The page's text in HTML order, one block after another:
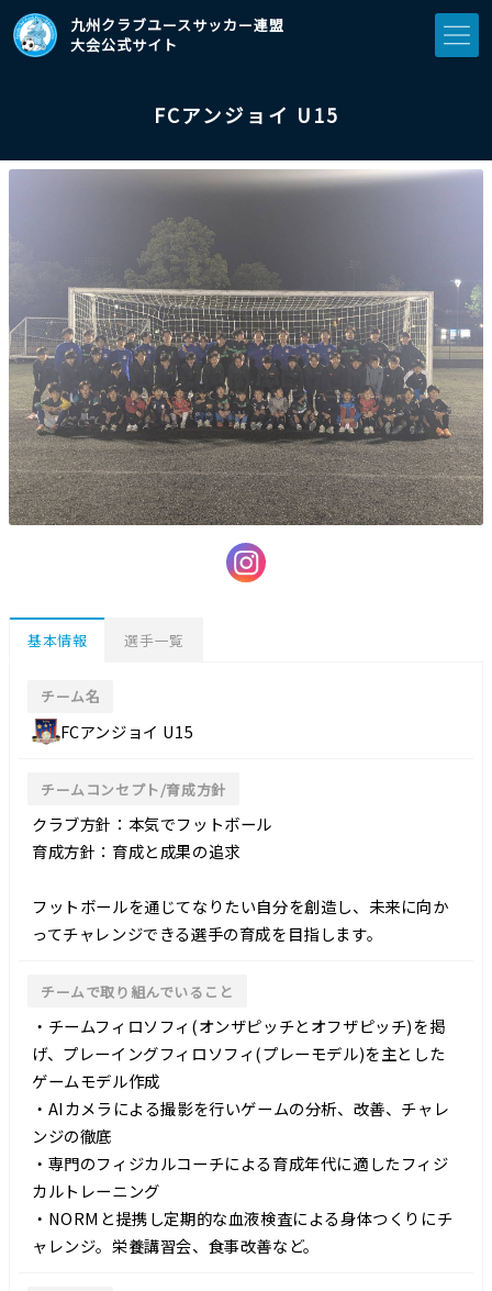
九州クラブユースサッカー連盟
大会公式サイト
FCアンジョイ U15
基本情報 選手一覧
チーム名
FCアンジョイ U15
チームコンセプト/育成方針
クラブ方針：本気でフットボール
育成方針：育成と成果の追求
フットボールを通じてなりたい自分を創造し、未来に向か
ってチャレンジできる選手の育成を目指します。
チームで取り組んでいること
・チームフィロソフィ(オンザピッチとオフザピッチ)を掲
げ、プレーイングフィロソフィ(プレーモデル)を主とした
ゲームモデル作成
・AIカメラによる撮影を行いゲームの分析、改善、チャレ
ンジの徹底
・専門のフィジカルコーチによる育成年代に適したフィジ
カルトレーニング
・NORMと提携し定期的な血液検査による身体つくりにチ
ャレンジ。栄養講習会、食事改善など。